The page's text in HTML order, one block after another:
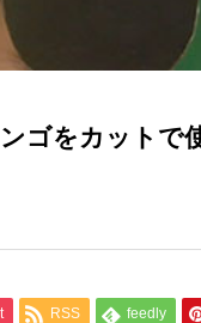
ゴをカットで
RSS feedly